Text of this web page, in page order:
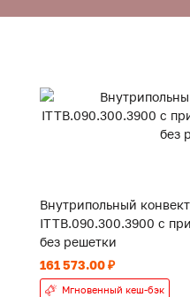
Внутрипольный
ITTB.090.300.3900 с
без решетки
161 573.00 ₽
Мгновенный кеш-бэк